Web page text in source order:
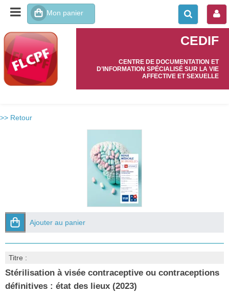
CEDIF
CENTRE DE DOCUMENTATION ET
D’INFORMATION SPÉCIALISÉ SUR LA VIE
AFFECTIVE ET SEXUELLE
>> Retour
Ajouter au panier
Titre :
Stérilisation à visée contraceptive ou contraceptions
définitives : état des lieux (2023)